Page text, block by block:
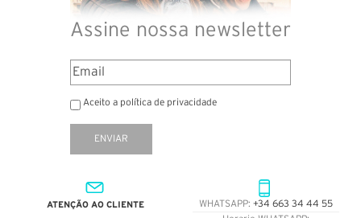
Assine nossa newsletter
Aceito a política de privacidade
ENVIAR
ATENÇÃO AO CLIENTE WHATSAPP: +34 663 34 44 55